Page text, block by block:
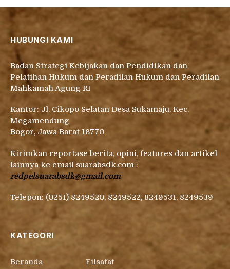
HUBUNGI KAMI
Badan Strategi Kebijakan dan Pendidikan dan
Pelatihan Hukum dan Peradilan Hukum dan Peradilan
Mahkamah Agung RI
Kantor: Jl. Cikopo Selatan Desa Sukamaju, Kec.
Megamendung
Bogor, Jawa Barat 16770
Kirimkan reportase berita, opini, features dan artikel
lainnya ke email suarabsdk.com :
redpelsuarabsdk@gmail.com
Telepon: (0251) 8249520, 8249522, 8249531, 8249539
KATEGORI
Beranda
Filsafat